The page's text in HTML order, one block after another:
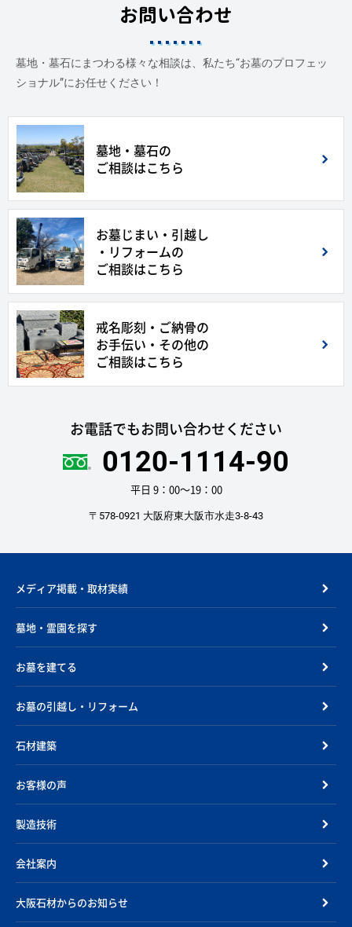
お問い合わせ
墓地・墓石にまつわる様々な相談は、私たち“お墓のプロフェッ
ショナル”にお任せください！
墓地・墓石の
ご相談はこちら
お墓じまい・引越し
・リフォームの
ご相談はこちら
戒名彫刻・ご納骨の
お手伝い・その他の
ご相談はこちら
お電話でもお問い合わせください
0120-1114-90
平日 9：00〜19：00
〒578-0921 大阪府東大阪市水走3-8-43
メディア掲載・取材実績
墓地・霊園を探す
お墓を建てる
お墓の引越し・リフォーム
石材建築
お客様の声
製造技術
会社案内
大阪石材からのお知らせ